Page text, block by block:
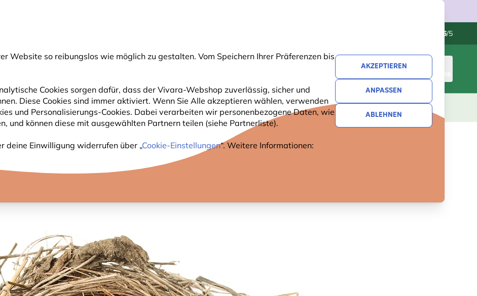
Website so reibungslos wie möglich zu gestalten. Vom Speichern Ihrer Präferenzen bis
Cookies sorgen dafür, dass der Vivara-Webshop zuverlässig, sicher und
Diese Cookies sind immer aktiviert. Wenn Sie Alle akzeptieren wählen, verwenden
und Personalisierungs-Cookies. Dabei verarbeiten wir personenbezogene Daten, wie
und können diese mit ausgewählten Partnern teilen (siehe Partnerliste).
deine Einwilligung widerrufen über „Cookie-Einstellungen“. Weitere Informationen:
AKZEPTIEREN
ANPASSEN
ABLEHNEN
4.6/5
Suche
WARENKORB
GARTENTIERE PFLANZEN NATURBEOBACHTUNG GESCHENKE NEUHEITEN ANGEBOTE
DIESE SEITE IST AUSGEFLOGEN...